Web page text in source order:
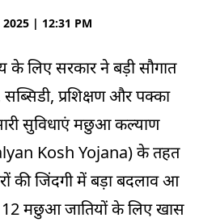
| 12:31 PM
लिए सरकार ने बड़ी सौगात
प्रशिक्षण और पक्का
सुविधाएं मछुआ कल्याण
Kosh Yojana) के तहत
की जिंदगी में बड़ा बदलाव आ
12 मछुआ जातियों के लिए खास